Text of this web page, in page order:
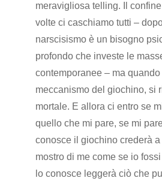
meravigliosa telling. Il
volte ci caschiamo tutti –
narscisismo è un bisogno
profondo che investe le
contemporanee – ma quando
meccanismo del giochino, si
mortale. E allora ci entro se
quello che mi pare, se mi
conosce il giochino crederà
mostro di me come se io
lo conosce leggerà ciò che